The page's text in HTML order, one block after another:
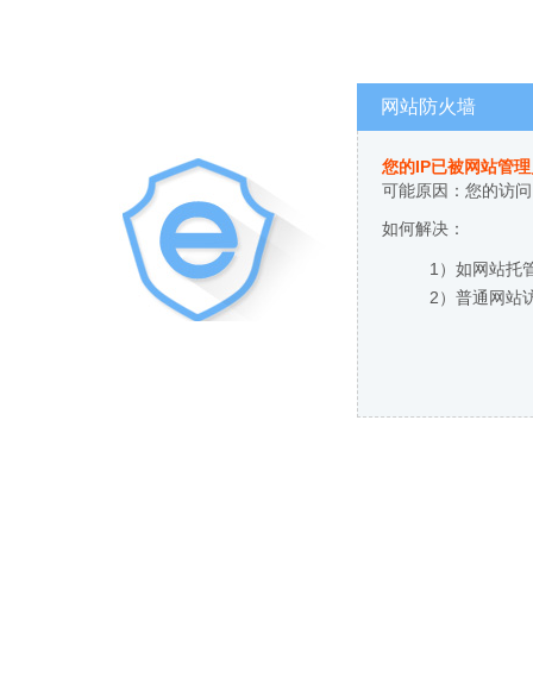
网站防火墙
您的IP已被网站管
可能原因：您的访
如何解决：
1）如网站托
2）普通网站